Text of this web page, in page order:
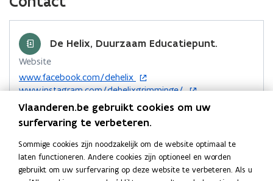
e
b
k
e
d
i
n
o
e
n
t
i
n
i
e
e
i
k
n
a
a
r
De Helix, Duurzaam Educatiepunt.
Website
www.facebook.com/dehelix
o
p
e
n
t
i
n
n
www.instagram.com/dehelixgrimminge/
o
p
e
n
t
i
n
www.vlaanderen.be/duurzaam-educatiepunt/de-helix-
duurzaam-educatiepunt
o
p
e
n
t
i
dehelix.omgeving@vlaanderen.be
Telefoon
Vlaanderen.be gebruikt cookies om uw
surfervaring te verbeteren.
Sommige cookies zijn noodzakelijk om de website optimaal te
laten functioneren. Andere cookies zijn optioneel en worden
gebruikt om uw surfervaring op deze website te verbeteren. Als u